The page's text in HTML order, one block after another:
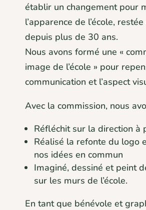
établir un changement pour
l’apparence de l’école,
depuis plus de 30 ans.
Nous avons formé une «
image de l’école » pour
communication et l’aspect
Avec la commission, nous
Réfléchit sur la direction à
Réalisé la refonte du logo
nos idées en commun
Imaginé, dessiné et peint
sur les murs de l’école.
En tant que bénévole et